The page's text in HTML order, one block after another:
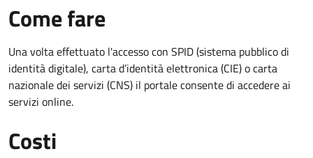
Come fare
Una volta effettuato l'accesso con SPID (sistema pubblico di
identità digitale), carta d’identità elettronica (CIE) o carta
nazionale dei servizi (CNS) il portale consente di accedere ai
servizi online.
Costi